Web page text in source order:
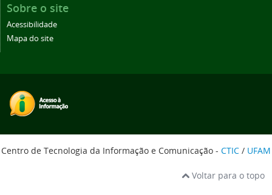
Sobre o site
Acessibilidade
Mapa do site
Centro de Tecnologia da Informação e Comunicação - CTIC / UFAM
Voltar para o topo